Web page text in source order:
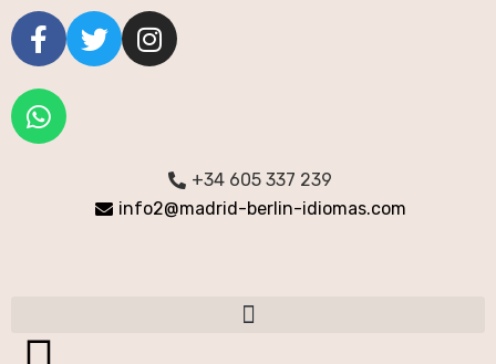
+34 605 337 239
info2@madrid-berlin-idiomas.com